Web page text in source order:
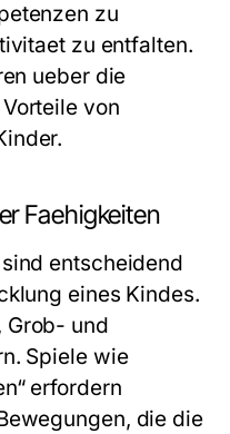
zu
zu entfalten.
ueber die
von
Faehigkeiten
entscheidend
eines Kindes.
Grob- und
Spiele wie
erfordern
die die